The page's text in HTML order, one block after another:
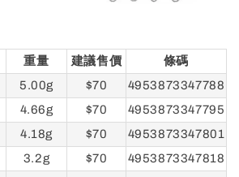
重量 建議售價
條碼
5.00g $70
4953873347788
4.66g $70
4953873347795
4.18g $70
4953873347801
3.2g $70
4953873347818